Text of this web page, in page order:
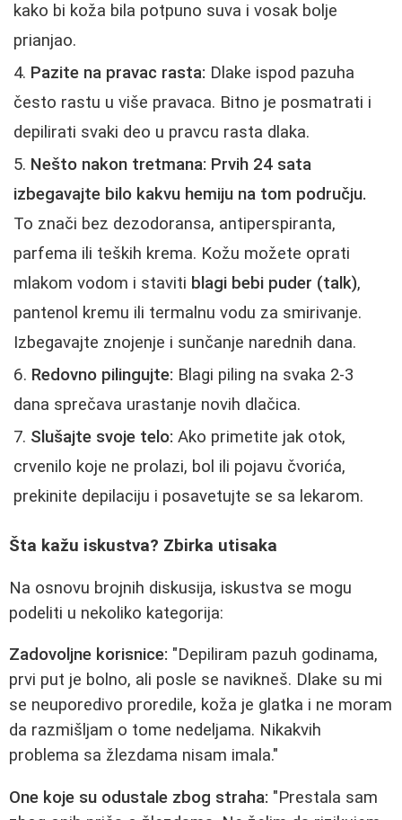
kako bi koža bila potpuno suva i vosak bolje
prianjao.
Pazite na pravac rasta: Dlake ispod pazuha
često rastu u više pravaca. Bitno je posmatrati i
depilirati svaki deo u pravcu rasta dlaka.
Nešto nakon tretmana: Prvih 24 sata
izbegavajte bilo kakvu hemiju na tom području.
To znači bez dezodoransa, antiperspiranta,
parfema ili teških krema. Kožu možete oprati
mlakom vodom i staviti blagi bebi puder (talk),
pantenol kremu ili termalnu vodu za smirivanje.
Izbegavajte znojenje i sunčanje narednih dana.
Redovno pilingujte: Blagi piling na svaka 2-3
dana sprečava urastanje novih dlačica.
Slušajte svoje telo: Ako primetite jak otok,
crvenilo koje ne prolazi, bol ili pojavu čvorića,
prekinite depilaciju i posavetujte se sa lekarom.
Šta kažu iskustva? Zbirka utisaka
Na osnovu brojnih diskusija, iskustva se mogu
podeliti u nekoliko kategorija:
Zadovoljne korisnice: "Depiliram pazuh godinama,
prvi put je bolno, ali posle se navikneš. Dlake su mi
se neuporedivo proredile, koža je glatka i ne moram
da razmišljam o tome nedeljama. Nikakvih
problema sa žlezdama nisam imala."
One koje su odustale zbog straha: "Prestala sam